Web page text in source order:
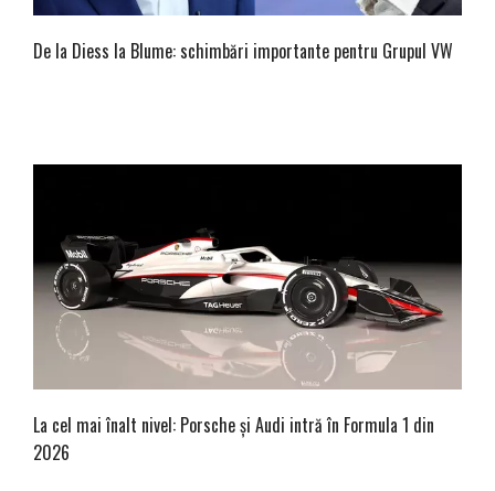
De la Diess la Blume: schimbări importante pentru Grupul VW
La cel mai înalt nivel: Porsche și Audi intră în Formula 1 din
2026